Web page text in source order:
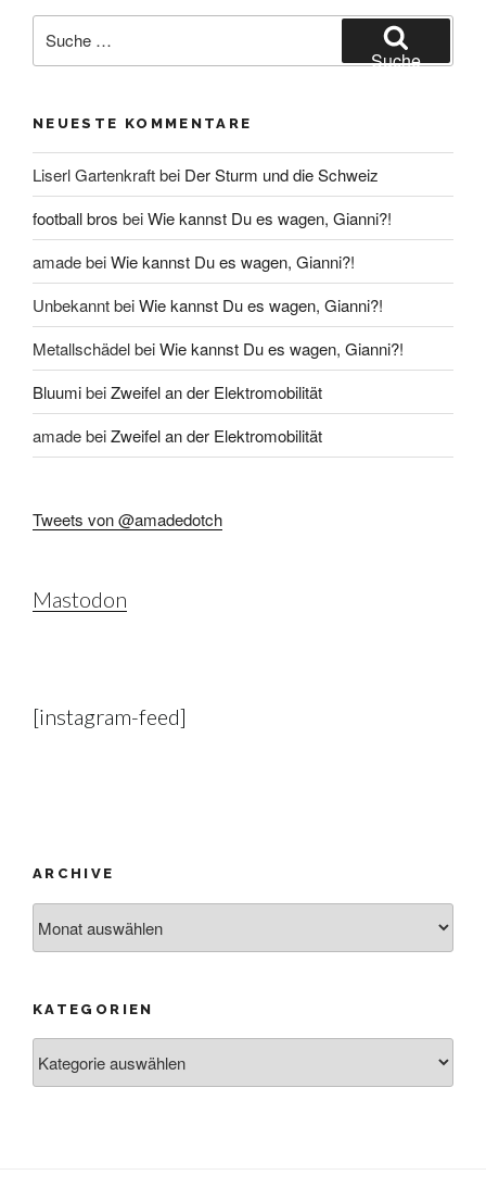
nach:
Suche
NEUESTE KOMMENTARE
Liserl Gartenkraftbei Der Sturm und die Schweiz
football bros beiWie kannst Du es wagen, Gianni?!
amadebeiWie kannst Du es wagen, Gianni?!
UnbekanntbeiWie kannst Du es wagen, Gianni?!
MetallschädelbeiWie kannst Du es wagen, Gianni?!
BluumibeiZweifel an der Elektromobilität
amadebeiZweifel an der Elektromobilität
Tweets von @amadedotch
Mastodon
[instagram-feed]
ARCHIVE
KATEGORIEN